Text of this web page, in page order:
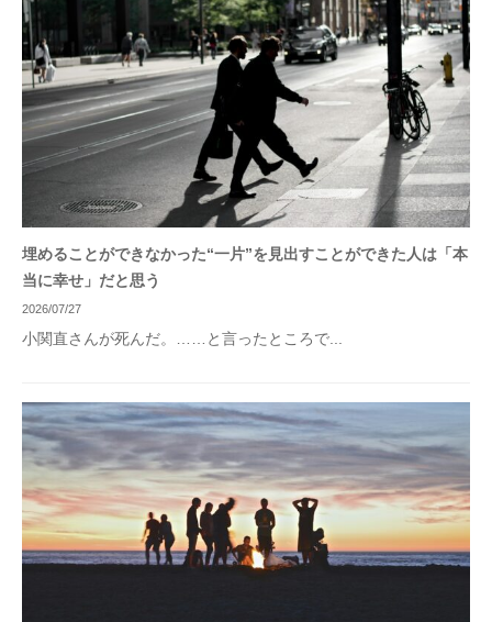
埋めることができなかった“一片”を見出すことができた人は「本
当に幸せ」だと思う
2026/07/27
小関直さんが死んだ。……と言ったところで...